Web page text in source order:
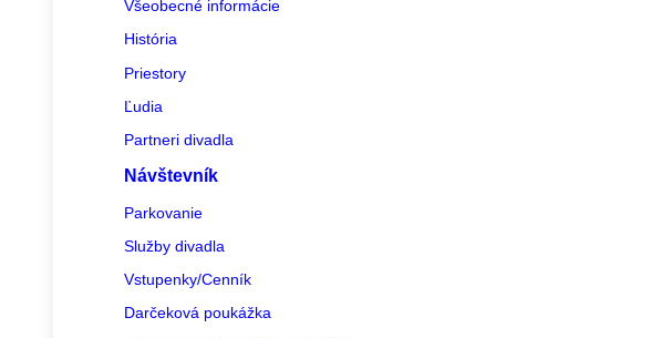
Všeobecné informácie
História
Priestory
Ľudia
Partneri divadla
Návštevník
Parkovanie
Služby divadla
Vstupenky/Cenník
Darčeková poukážka